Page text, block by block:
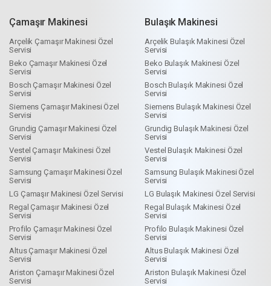
Çamaşır Makinesi
Arçelik Çamaşır Makinesi Özel
Servisi
Beko Çamaşır Makinesi Özel
Servisi
Bosch Çamaşır Makinesi Özel
Servisi
Siemens Çamaşır Makinesi Özel
Servisi
Grundig Çamaşır Makinesi Özel
Servisi
Vestel Çamaşır Makinesi Özel
Servisi
Samsung Çamaşır Makinesi Özel
Servisi
LG Çamaşır Makinesi Özel Servisi
Regal Çamaşır Makinesi Özel
Servisi
Profilo Çamaşır Makinesi Özel
Servisi
Altus Çamaşır Makinesi Özel
Servisi
Ariston Çamaşır Makinesi Özel
Servisi
Bulaşık Makinesi
Arçelik Bulaşık Makinesi Özel
Servisi
Beko Bulaşık Makinesi Özel
Servisi
Bosch Bulaşık Makinesi Özel
Servisi
Siemens Bulaşık Makinesi Özel
Servisi
Grundig Bulaşık Makinesi Özel
Servisi
Vestel Bulaşık Makinesi Özel
Servisi
Samsung Bulaşık Makinesi Özel
Servisi
LG Bulaşık Makinesi Özel Servisi
Regal Bulaşık Makinesi Özel
Servisi
Profilo Bulaşık Makinesi Özel
Servisi
Altus Bulaşık Makinesi Özel
Servisi
Ariston Bulaşık Makinesi Özel
Servisi